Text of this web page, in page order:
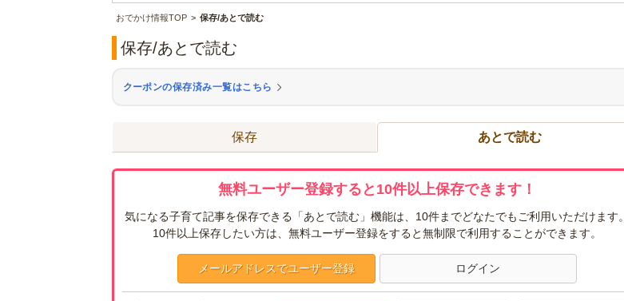
おでかけ情報TOP 保存/あとで読む
保存/あとで読む
クーポンの保存済み一覧はこちら
保存 あとで読む
無料ユーザー登録すると10件以上保存できます！
気になる子育て記事を保存できる「あとで読む」機能は、10件までどなたでもご利用いただけます。
10件以上保存したい方は、無料ユーザー登録をすると無制限で利用することができます。
メールアドレスでユーザー登録 ログイン